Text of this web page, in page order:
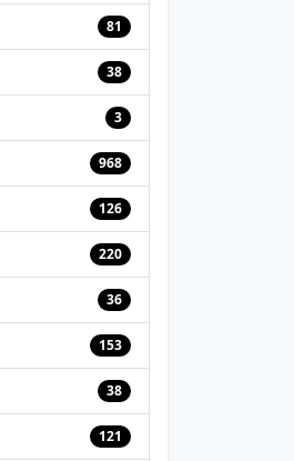
81
38
3
968
126
220
36
153
38
121